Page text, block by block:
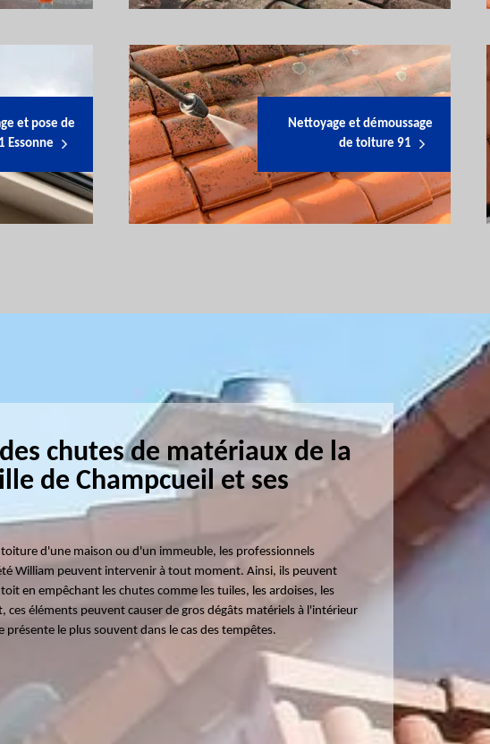
et pose de
Essonne
Nettoyage et démoussage
de toiture 91
chutes de matériaux de la
de Champcueil et ses
d'une maison ou d'un immeuble, les professionnels
William peuvent intervenir à tout moment. Ainsi, ils peuvent
en empêchant les chutes comme les tuiles, les ardoises, les
ces éléments peuvent causer de gros dégâts matériels à l'intérieur
présente le plus souvent dans le cas des tempêtes.